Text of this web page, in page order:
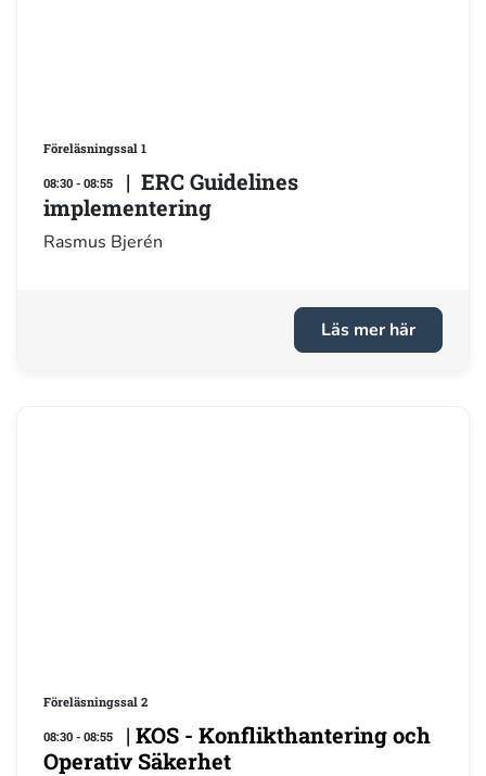
Föreläsningssal 1
08:30 - 08:55
| ERC Guidelines
implementering
Rasmus Bjerén
Läs mer här
Föreläsningssal 2
08:30 - 08:55 | KOS - Konflikthantering och
Operativ Säkerhet